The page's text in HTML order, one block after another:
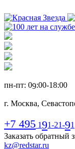
пн-пт: 09:00-18:00
г. Москва,
+7 495 191-21-91
Заказать обратный
kz@redstar.ru